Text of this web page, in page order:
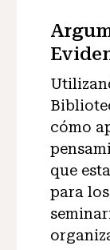
cómo
que
para